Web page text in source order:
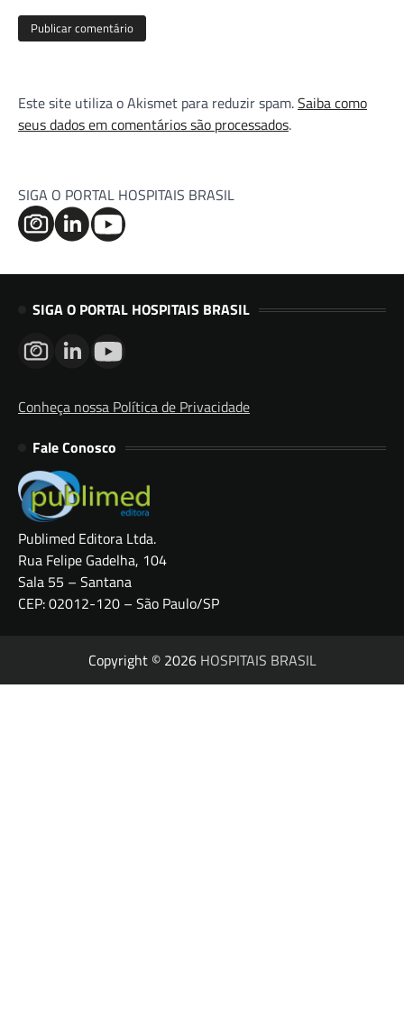
Este site utiliza o Akismet para reduzir spam.Saiba como
seus dados em comentários são processados.
SIGA O PORTAL HOSPITAIS BRASIL
SIGA O PORTAL HOSPITAIS BRASIL
Conheça nossa Política de Privacidade
Fale Conosco
Publimed Editora Ltda.
Rua Felipe Gadelha, 104
Sala 55 – Santana
CEP: 02012-120 – São Paulo/SP
Copyright © 2026 HOSPITAIS BRASIL